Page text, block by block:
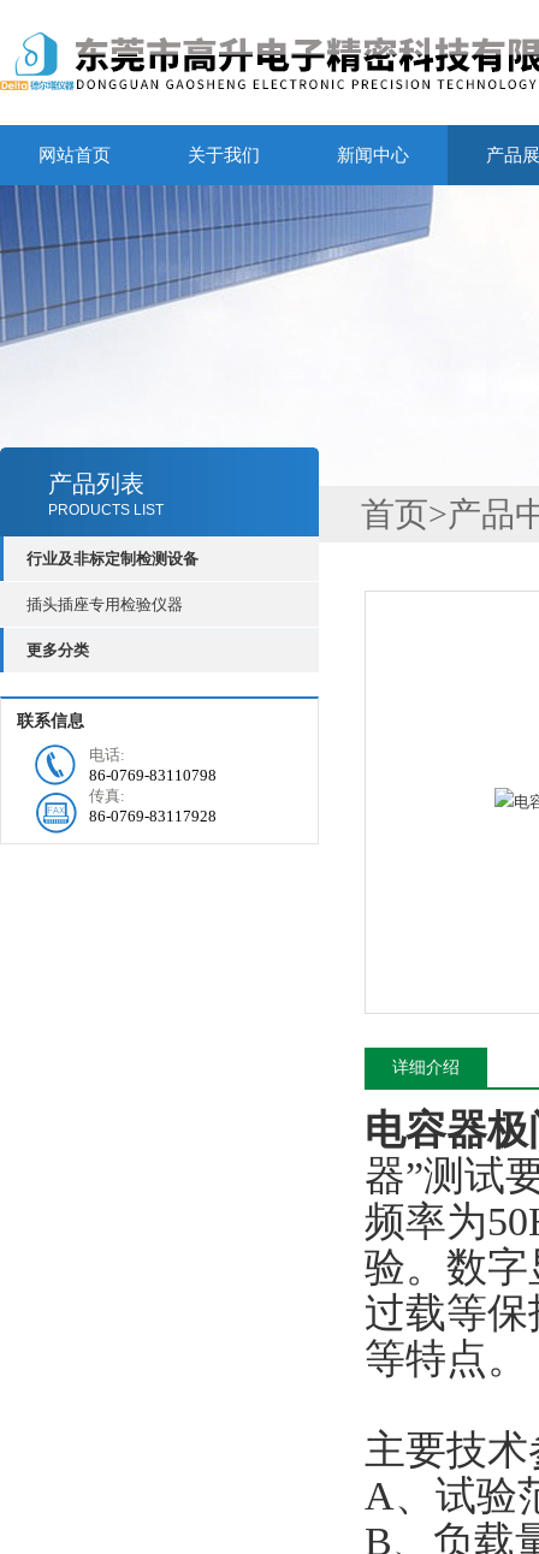
网站首页 关于我们 新闻中心 产品
产品列表
PRODUCTS LIST
行业及非标定制检测设备
插头插座专用检验仪器
更多分类
联系信息
电话:
86-0769-83110798
传真:
86-0769-83117928
首页>产品
详细介绍
电容器
器”测试
频率为
验。数
过载等
等特点。
主要技
A、试验
B、负载